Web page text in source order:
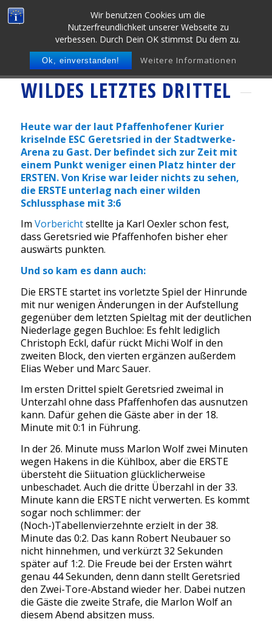
Wir benutzen Cookies um die
Nutzerfreundlichkeit unserer Webseite zu
verbessen. Durch Dein OK stimmst Du dem zu.
Ok, einverstanden! Weitere Informationen
WILDES LETZTES DRITTEL
Heute war der laut Pfaffenhofener Kurier
kriselnde ESC Geretsried in der Stadtwerke-
Arena zu Gast. Der befindet sich zur Zeit mit
einem Punkt weniger einen Platz hinter der
ERSTEN. Von Krise war leider nichts zu sehen,
die ERSTE unterlag nach einer wilden
Schlussphase mit 3:6
Im Vorberichtstellte ja Karl Oexler schon fest,
dass Geretsried wie Pfaffenhofen bisher eher
auswärts punkten.
Und so kam es dann auch:
Die ERSTE startet ins vorletzte Spiel der Hinrunde
mit nur wenigen Änderungen in der Aufstellung
gegenüber dem letzten Spieltag mit der deutlichen
Niederlage gegen Buchloe: Es fehlt lediglich
Christoph Eckl, dafür rückt Michi Wolf in den
zweiten Block, den vierten ergänzen außerdem
Elias Weber und Marc Sauer.
Im ersten Drittel spielt Geretsried zweimal in
Unterzahl ohne dass Pfaffenhofen das ausnutzen
kann. Dafür gehen die Gäste aber in der 18.
Minute mit 0:1 in Führung.
In der 26. Minute muss Marlon Wolf zwei Minuten
wegen Hakens in die Kühlbox, aber die ERSTE
übersteht die Siituation glücklicherweise
unbeschadet. Auch die dritte Überzahl in der 33.
Minute kann die ERSTE nicht verwerten. Es kommt
sogar noch schlimmer: der
(Noch-)Tabellenvierzehnte erzielt in der 38.
Minute das 0:2. Das kann Robert Neubauer so
nicht hinnehmen, und verkürzt 32 Sekunden
später auf 1:2. Die Freude bei der Ersten währt
genau 44 Sekunden, denn dann stellt Geretsried
den Zwei-Tore-Abstand wieder her. Dabei nutzen
die Gäste die zweite Strafe, die Marlon Wolf an
diesem Abend absitzen muss.